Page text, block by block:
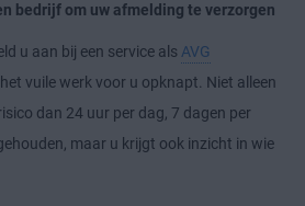
bedrijf om uw afmelding te verzorgen
u aan bij een service als AVG
het vuile werk voor u opknapt. Niet alleen
dan 24 uur per dag, 7 dagen per
maar u krijgt ook inzicht in wie